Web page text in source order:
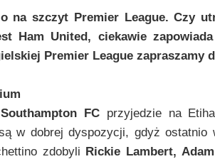
na szczyt Premier League. Czy
Ham United, ciekawie
Premier League zapraszamy
Southampton FC przyjedzie na
w dobrej dyspozycji, gdyż ostatnio
zdobyli Rickie Lambert,